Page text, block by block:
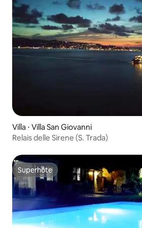
Villa ⋅ Villa San Giovanni
Relais delle Sirene (S. Trada)
Superhôte
Superhôte